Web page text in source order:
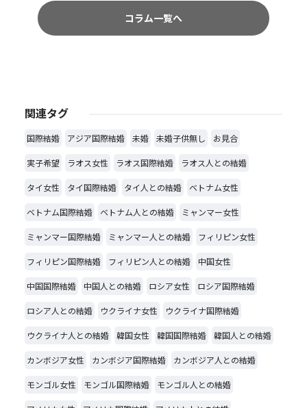
コラム一覧へ
関連タグ
国際結婚 アジア国際結婚 未婚 未婚子供無し お見合
実子希望 ラオス女性 ラオス国際結婚 ラオス人との結婚
タイ女性 タイ国際結婚 タイ人との結婚 ベトナム女性
ベトナム国際結婚 ベトナム人との結婚 ミャンマー女性
ミャンマー国際結婚 ミャンマー人との結婚 フィリピン女性
フィリピン国際結婚 フィリピン人との結婚 中国女性
中国国際結婚 中国人との結婚 ロシア女性 ロシア国際結婚
ロシア人との結婚 ウクライナ女性 ウクライナ国際結婚
ウクライナ人との結婚 韓国女性 韓国国際結婚 韓国人との結婚
カンボジア女性 カンボジア国際結婚 カンボジア人との結婚
モンゴル女性 モンゴル国際結婚 モンゴル人との結婚